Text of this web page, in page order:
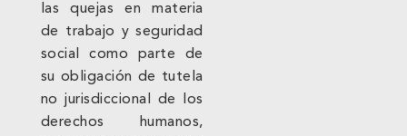
las quejas en materia
de trabajo y seguridad
social como parte de
su obligación de tutela
no jurisdiccional de los
derechos humanos,